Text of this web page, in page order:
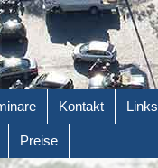
Kontakt Links
Preise